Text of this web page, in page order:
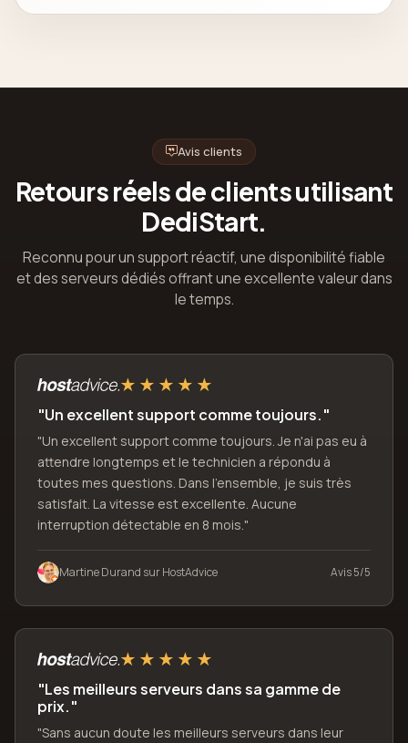
Avis clients
Retours réels de clients utilisant
DediStart.
Reconnu pour un support réactif, une disponibilité fiable
et des serveurs dédiés offrant une excellente valeur dans
le temps.
"Un excellent support comme toujours."
"Un excellent support comme toujours. Je n'ai pas eu à
attendre longtemps et le technicien a répondu à
toutes mes questions. Dans l'ensemble, je suis très
satisfait. La vitesse est excellente. Aucune
interruption détectable en 8 mois."
Martine Durand sur HostAdvice Avis 5/5
"Les meilleurs serveurs dans sa gamme de
prix."
"Sans aucun doute les meilleurs serveurs dans leur